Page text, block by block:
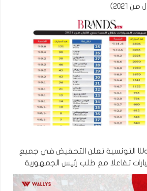
2021)
شركة Wallyscar التونسية تعلن التحفيض في جميع
تفاعلا مع طلب رئيس الجمهورية